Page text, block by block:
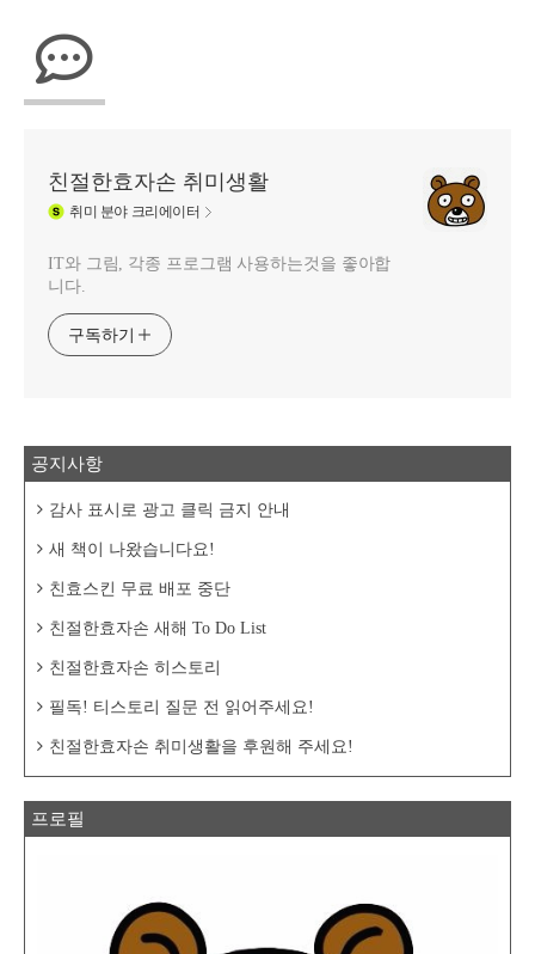
친절한효자손 취미생활
취미 분야 크리에이터
IT와 그림, 각종 프로그램 사용하는것을 좋아합
니다.
구독하기
공지사항
감사 표시로 광고 클릭 금지 안내
새 책이 나왔습니다요!
친효스킨 무료 배포 중단
친절한효자손 새해 To Do List
친절한효자손 히스토리
필독! 티스토리 질문 전 읽어주세요!
친절한효자손 취미생활을 후원해 주세요!
프로필